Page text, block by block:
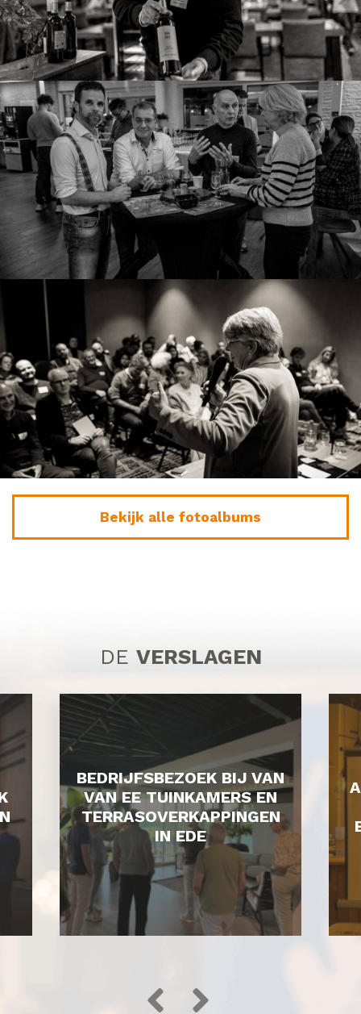
Bekijk alle fotoalbums
DE VERSLAGEN
BEDRIJFSBEZOEK BIJ VAN
VAN EE TUINKAMERS EN
TERRASOVERKAPPINGEN
IN EDE